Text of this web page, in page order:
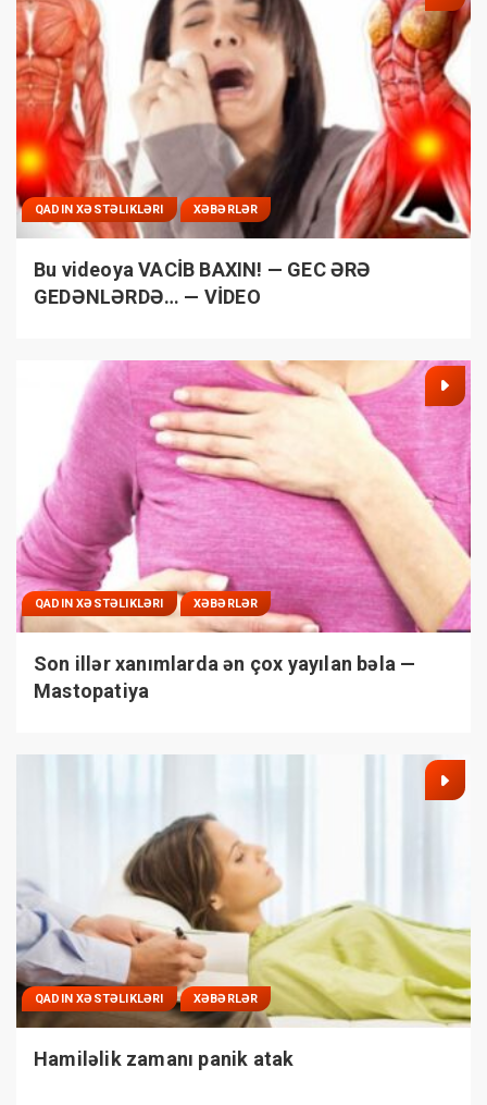
QADIN XƏSTƏLIKLƏRI XƏBƏRLƏR
Bu videoya VACİB BAXIN! — GEC ƏRƏ
GEDƏNLƏRDƏ… — VİDEO
QADIN XƏSTƏLIKLƏRI XƏBƏRLƏR
Son illər xanımlarda ən çox yayılan bəla —
Mastopatiya
QADIN XƏSTƏLIKLƏRI XƏBƏRLƏR
Hamiləlik zamanı panik atak